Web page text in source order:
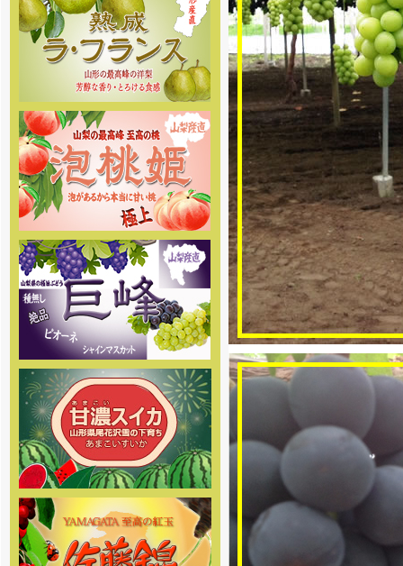
姉妹店-2018年度さくらんぼ専
門通販の予約販売をスタートしま
した。商品の発送は5月初旬頃から
を予定しております。お楽しみに
[2017年12月27日]
12月29日～1月4日を冬季休暇と
させて頂きます。 何卒ご理解の
程、お願い申し上げます。
[2017年8月10日]
8月11日～8月16日を夏季休暇と
させて頂きます。何卒、ご理解の
程お願い申し上げます。
[2017年6月8日]
姉妹店-2017年度完熟マンゴー
通販の予約販売をスタートしまし
た。商品の発送は7月下旬頃からを
予定しております。お楽しみに
[2017年5月19日]
2017年度ぶどう専門通販の予約
販売の受付を開始しました。商品
の発送は7月下旬頃からを予定して
おります。お楽しみに
[2017年5月19日]
姉妹店-2017年度スイカ専門通
販の予約販売の受付を開始しまし
た。商品の発送は7月下旬頃からを
予定しております。お楽しみに
[2017年5月18日 ]
姉妹店-2017年度桃専門通販の